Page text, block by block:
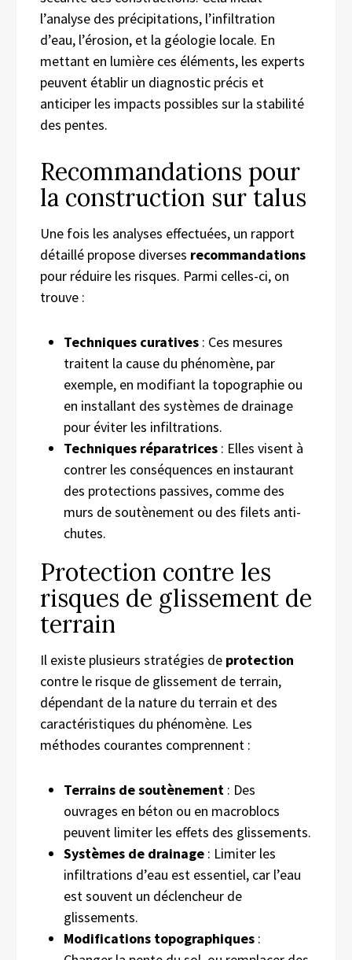
l’analyse des précipitations, l’infiltration
d’eau, l’érosion, et la géologie locale. En
mettant en lumière ces éléments, les experts
peuvent établir un diagnostic précis et
anticiper les impacts possibles sur la stabilité
des pentes.
Recommandations pour
la construction sur talus
Une fois les analyses effectuées, un rapport
détaillé propose diverses recommandations
pour réduire les risques. Parmi celles-ci, on
trouve :
Techniques curatives : Ces mesures
traitent la cause du phénomène, par
exemple, en modifiant la topographie ou
en installant des systèmes de drainage
pour éviter les infiltrations.
Techniques réparatrices : Elles visent à
contrer les conséquences en instaurant
des protections passives, comme des
murs de soutènement ou des filets anti-
chutes.
Protection contre les
risques de glissement de
terrain
Il existe plusieurs stratégies de protection
contre le risque de glissement de terrain,
dépendant de la nature du terrain et des
caractéristiques du phénomène. Les
méthodes courantes comprennent :
Terrains de soutènement : Des
ouvrages en béton ou en macroblocs
peuvent limiter les effets des glissements.
Systèmes de drainage : Limiter les
infiltrations d’eau est essentiel, car l’eau
est souvent un déclencheur de
glissements.
Modifications topographiques :